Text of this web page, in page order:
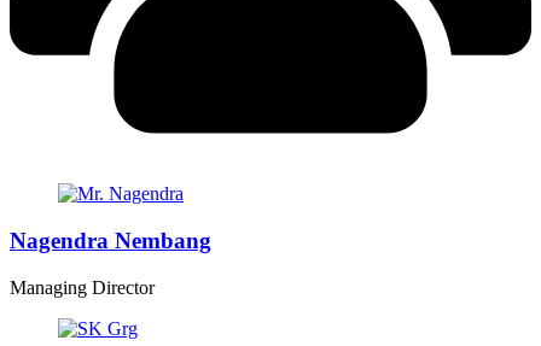
Nagendra Nembang
Managing Director